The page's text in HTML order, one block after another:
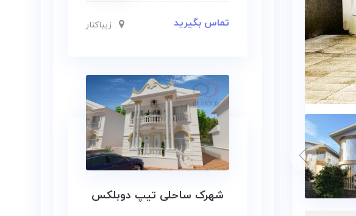
تماس بگیرید زیباکنار
شهرک ساحلی تیپ دوبلکس